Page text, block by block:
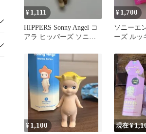
¥ 1,111
HIPPERS Sonny Angel コ
アラ ヒッパーズ ソニー
¥ 1,700
ソニーエ
ーズ ルッ
¥ 1,100 現在 ¥